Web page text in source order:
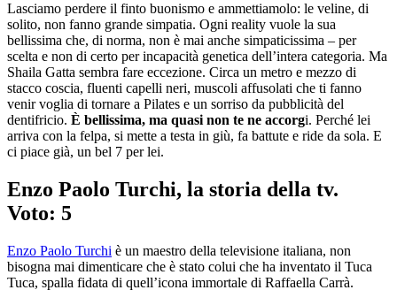
Lasciamo perdere il finto buonismo e ammettiamolo: le veline, di
solito, non fanno grande simpatia. Ogni reality vuole la sua
bellissima che, di norma, non è mai anche simpaticissima – per
scelta e non di certo per incapacità genetica dell’intera categoria. Ma
Shaila Gatta sembra fare eccezione. Circa un metro e mezzo di
stacco coscia, fluenti capelli neri, muscoli affusolati che ti fanno
venir voglia di tornare a Pilates e un sorriso da pubblicità del
dentifricio. È bellissima, ma quasi non te ne accorgi. Perché lei
arriva con la felpa, si mette a testa in giù, fa battute e ride da sola. E
ci piace già, un bel 7 per lei.
Enzo Paolo Turchi, la storia della tv.
Voto: 5
Enzo Paolo Turchi è un maestro della televisione italiana, non
bisogna mai dimenticare che è stato colui che ha inventato il Tuca
Tuca, spalla fidata di quell’icona immortale di Raffaella Carrà.